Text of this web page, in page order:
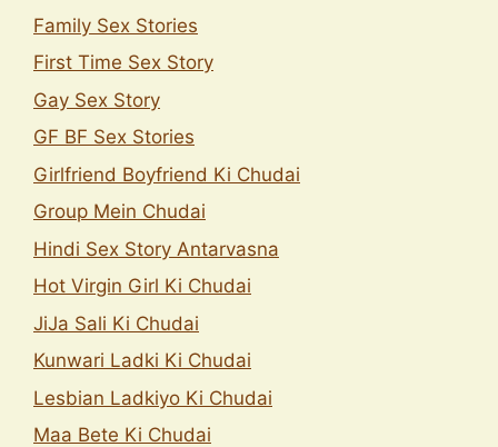
Family Sex Stories
First Time Sex Story
Gay Sex Story
GF BF Sex Stories
Girlfriend Boyfriend Ki Chudai
Group Mein Chudai
Hindi Sex Story Antarvasna
Hot Virgin Girl Ki Chudai
JiJa Sali Ki Chudai
Kunwari Ladki Ki Chudai
Lesbian Ladkiyo Ki Chudai
Maa Bete Ki Chudai